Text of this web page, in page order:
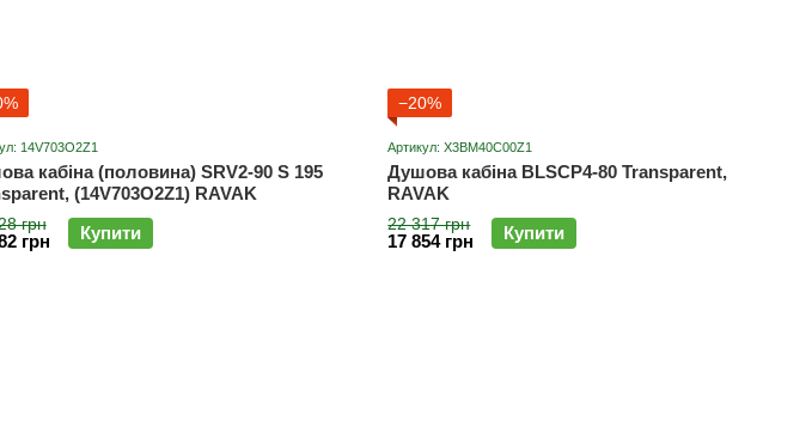
14V703O2Z1
кабіна (половина) SRV2-90 S 195
(14V703O2Z1) RAVAK
грн
грн Купити
−20%
Артикул: X3BM40C00Z1
Душова кабіна BLSCP4-80 Transparent,
RAVAK
22 317 грн
17 854 грн Купити